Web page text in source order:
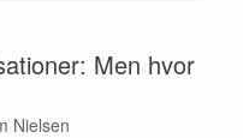
Men hvor
Nielsen